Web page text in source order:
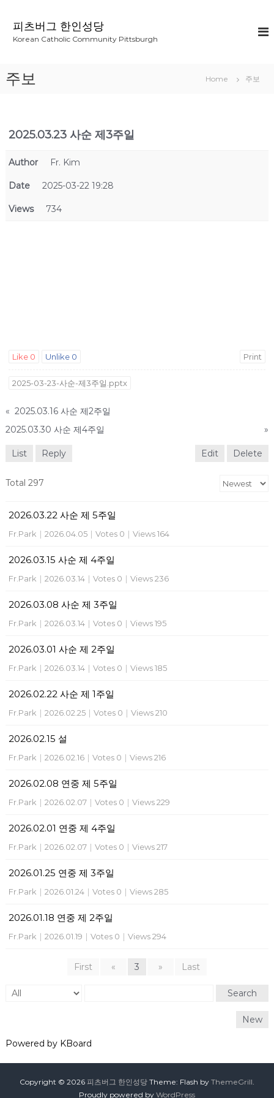
피츠버그 한인성당
Korean Catholic Community Pittsburgh
주보 Home 주보
2025.03.23 사순 제3주일
Author Fr. Kim
Date 2025-03-22 19:28
Views 734
Like 0 Unlike 0 Print
2025-03-23-사순-제3주일.pptx
« 2025.03.16 사순 제2주일
2025.03.30 사순 제4주일
»
List Reply Edit Delete
Total 297
2026.03.22 사순 제 5주일
Fr.Park | 2026.04.05 | Votes 0 | Views 164
2026.03.15 사순 제 4주일
Fr.Park | 2026.03.14 | Votes 0 | Views 236
2026.03.08 사순 제 3주일
Fr.Park | 2026.03.14 | Votes 0 | Views 195
2026.03.01 사순 제 2주일
Fr.Park | 2026.03.14 | Votes 0 | Views 185
2026.02.22 사순 제 1주일
Fr.Park | 2026.02.25 | Votes 0 | Views 210
2026.02.15 설
Fr.Park | 2026.02.16 | Votes 0 | Views 216
2026.02.08 연중 제 5주일
Fr.Park | 2026.02.07 | Votes 0 | Views 229
2026.02.01 연중 제 4주일
Fr.Park | 2026.02.07 | Votes 0 | Views 217
2026.01.25 연중 제 3주일
Fr.Park | 2026.01.24 | Votes 0 | Views 285
2026.01.18 연중 제 2주일
Fr.Park | 2026.01.19 | Votes 0 | Views 294
First « 3 » Last
Search
New
Powered by KBoard
Copyright © 2026 피츠버그 한인성당 Theme: Flash by ThemeGrill.
Proudly powered by WordPress